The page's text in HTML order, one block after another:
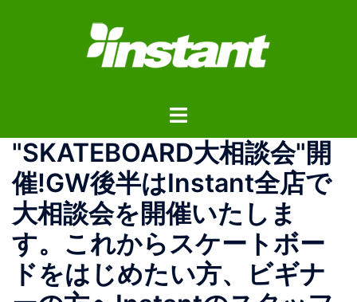
ス
ト
ル
メ
ニ
ュ
ー
"SKATEBOARD大相談会"開
催!GW後半はInstant全店で
大相談会を開催いたしま
す。これからスケートボー
ドをはじめたい方、ビギナ